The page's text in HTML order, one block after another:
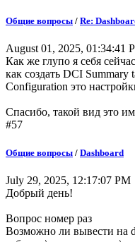
Общие вопросы / Re:
August 01, 2025, 01:34:41
Как же глупо я себя
как создать DCI Summary
Configuration это
Спасибо, такой вид это
#57
Общие вопросы / Dashboard
July 29, 2025, 12:17:07 PM
Добрый день!
Вопрос номер раз
Возможно ли вывести на